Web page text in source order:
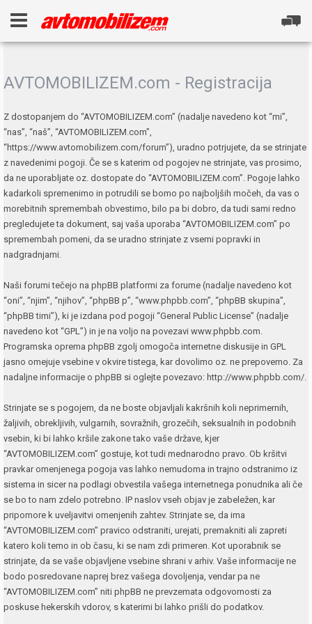
AVTOMOBILIZEM.com - Registracija
Z dostopanjem do “AVTOMOBILIZEM.com” (nadalje navedeno kot “mi”,
“nas”, “naš”, “AVTOMOBILIZEM.com”,
“https://www.avtomobilizem.com/forum”), uradno potrjujete, da se strinjate
z navedenimi pogoji. Če se s katerim od pogojev ne strinjate, vas prosimo,
da ne uporabljate oz. dostopate do “AVTOMOBILIZEM.com”. Pogoje lahko
kadarkoli spremenimo in potrudili se bomo po najboljših močeh, da vas o
morebitnih spremembah obvestimo, bilo pa bi dobro, da tudi sami redno
pregledujete ta dokument, saj vaša uporaba “AVTOMOBILIZEM.com” po
spremembah pomeni, da se uradno strinjate z vsemi popravki in
nadgradnjami.
Naši forumi tečejo na phpBB platformi za forume (nadalje navedeno kot
“oni”, “njim”, “njihov”, “phpBB p”, “www.phpbb.com”, “phpBB skupina”,
“phpBB timi”), ki je izdana pod pogoji “General Public License” (nadalje
navedeno kot “GPL”) in je na voljo na povezavi www.phpbb.com.
Programska oprema phpBB zgolj omogoča internetne diskusije in GPL
jasno omejuje vsebine v okvire tistega, kar dovolimo oz. ne prepovemo. Za
nadaljne informacije o phpBB si oglejte povezavo: http://www.phpbb.com/.
Strinjate se s pogojem, da ne boste objavljali kakršnih koli neprimernih,
žaljivih, obrekljivih, vulgarnih, sovražnih, grozečih, seksualnih in podobnih
vsebin, ki bi lahko kršile zakone tako vaše države, kjer
“AVTOMOBILIZEM.com” gostuje, kot tudi mednarodno pravo. Ob kršitvi
pravkar omenjenega pogoja vas lahko nemudoma in trajno odstranimo iz
sistema in sicer na podlagi obvestila vašega internetnega ponudnika ali če
se bo to nam zdelo potrebno. IP naslov vseh objav je zabeležen, kar
pripomore k uveljavitvi omenjenih zahtev. Strinjate se, da ima
“AVTOMOBILIZEM.com” pravico odstraniti, urejati, premakniti ali zapreti
katero koli temo in ob času, ki se nam zdi primeren. Kot uporabnik se
strinjate, da se vaše objavljene vsebine shrani v arhiv. Vaše informacije ne
bodo posredovane naprej brez vašega dovoljenja, vendar pa ne
“AVTOMOBILIZEM.com” niti phpBB ne prevzemata odgovornosti za
poskuse hekerskih vdorov, s katerimi bi lahko prišli do podatkov.